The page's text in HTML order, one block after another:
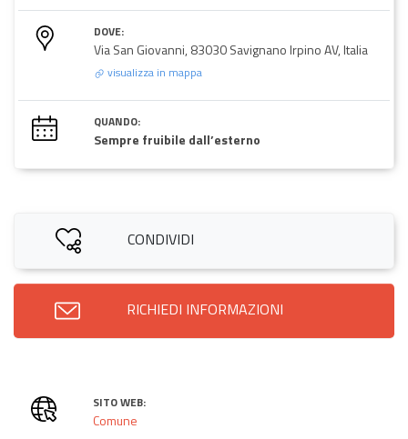
DOVE:
Via San Giovanni, 83030 Savignano Irpino AV, Italia
visualizza in mappa
QUANDO:
Sempre fruibile dall’esterno
CONDIVIDI
RICHIEDI INFORMAZIONI
SITO WEB:
Comune